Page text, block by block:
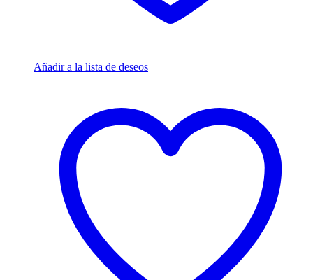
Añadir a la lista de deseos